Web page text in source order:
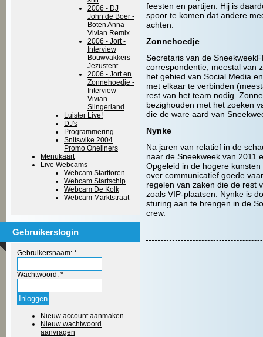
2006 - DJ
John de Boer -
Boten Anna
Vivian Remix
2006 - Jort -
Interview
Bouwvakkers
Jezustent
2006 - Jort en
Zonnehoedje -
Interview
Vivian
Slingerland
Luister Live!
DJ's
Programmering
Snitswike 2004
Promo Oneliners
Menukaart
Live Webcams
Webcam Starttoren
Webcam Startschip
Webcam De Kolk
Webcam Marktstraat
Gebruikerslogin
Gebruikersnaam: *
Wachtwoord: *
Nieuw account aanmaken
Nieuw wachtwoord
aanvragen
feesten en partijen. Hij is
spoor te komen dat andere
achten.
Zonnehoedje
Secretaris van de
correspondentie, meestal van
het gebied van Social Media
met elkaar te verbinden
rest van het team nodig.
bezighouden met het zoeken
die de ware aard van
Nynke
Na jaren van relatief in de
naar de Sneekweek van 2011
Opgeleid in de hogere
over communicatief goede
regelen van zaken die de rest
zoals VIP-plaatsen. Nynke is
sturing aan te brengen in de
crew.